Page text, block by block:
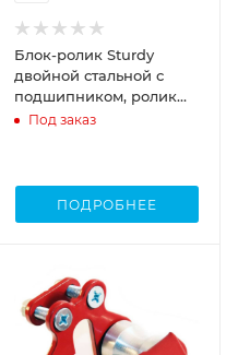
Блок-ролик Sturdy
двойной стальной с
подшипником, ролик
нерж
Под заказ
ПОДРОБНЕЕ